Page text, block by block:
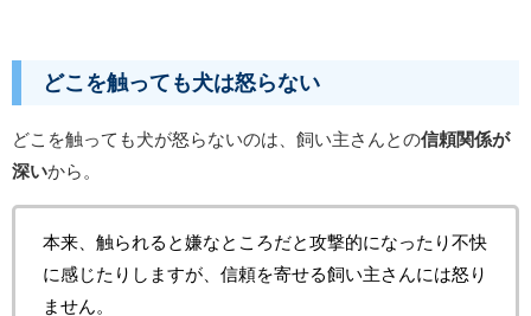
どこを触っても犬は怒らない
どこを触っても犬が怒らないのは、飼い主さんとの信頼関係が
深いから。
本来、触られると嫌なところだと攻撃的になったり不快
に感じたりしますが、信頼を寄せる飼い主さんには怒り
ません。